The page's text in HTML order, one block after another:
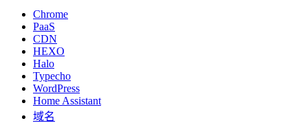
Chrome
PaaS
CDN
HEXO
Halo
Typecho
WordPress
Home Assistant
域名